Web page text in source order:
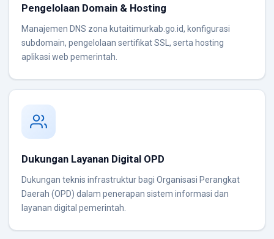
Pengelolaan Domain & Hosting
Manajemen DNS zona kutaitimurkab.go.id, konfigurasi
subdomain, pengelolaan sertifikat SSL, serta hosting
aplikasi web pemerintah.
Dukungan Layanan Digital OPD
Dukungan teknis infrastruktur bagi Organisasi Perangkat
Daerah (OPD) dalam penerapan sistem informasi dan
layanan digital pemerintah.